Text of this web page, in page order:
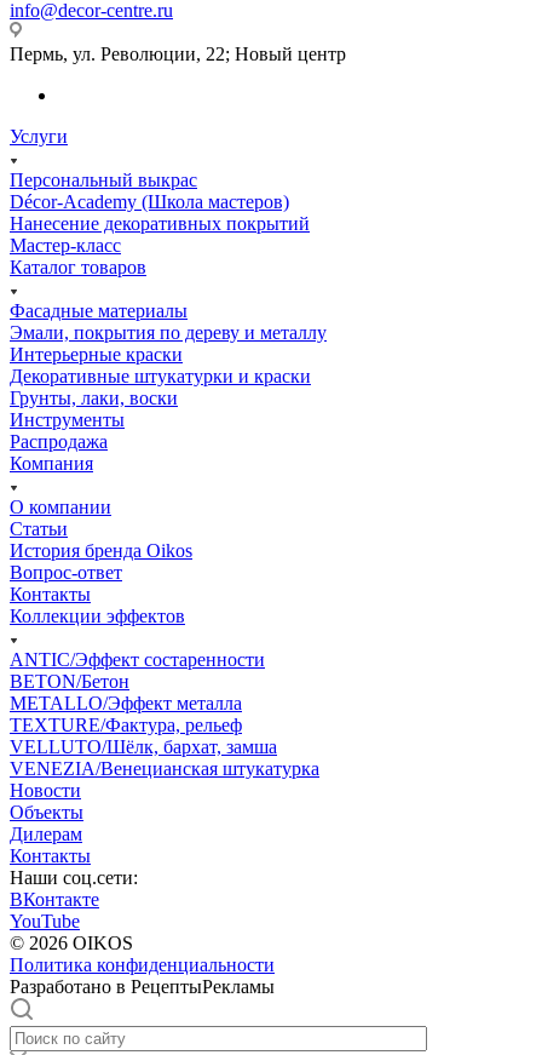
info@decor-centre.ru
Пермь, ул. Революции, 22; Новый центр
Услуги
Персональный выкрас
Décor-Academy (Школа мастеров)
Нанесение декоративных покрытий
Мастер-класс
Каталог товаров
Фасадные материалы
Эмали, покрытия по дереву и металлу
Интерьерные краски
Декоративные штукатурки и краски
Грунты, лаки, воски
Инструменты
Распродажа
Компания
О компании
Статьи
История бренда Oikos
Вопрос-ответ
Контакты
Коллекции эффектов
ANTIC/Эффект состаренности
BETON/Бетон
METALLO/Эффект металла
TEXTURE/Фактура, рельеф
VELLUTO/Шёлк, бархат, замша
VENEZIA/Венецианская штукатурка
Новости
Объекты
Дилерам
Контакты
Наши соц.сети:
ВКонтакте
YouTube
© 2026 OIKOS
Политика конфиденциальности
Разработано в РецептыРекламы